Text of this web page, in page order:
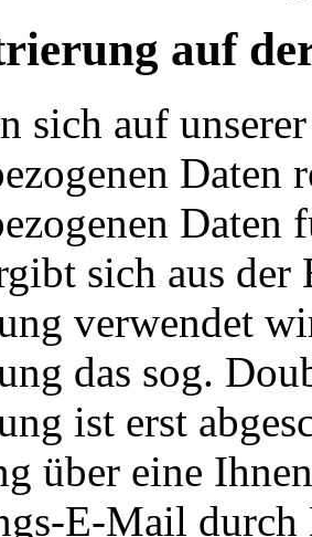
auf
sich auf
Daten
sich aus
verwendet
das sog.
ist erst
über eine
E-Mail